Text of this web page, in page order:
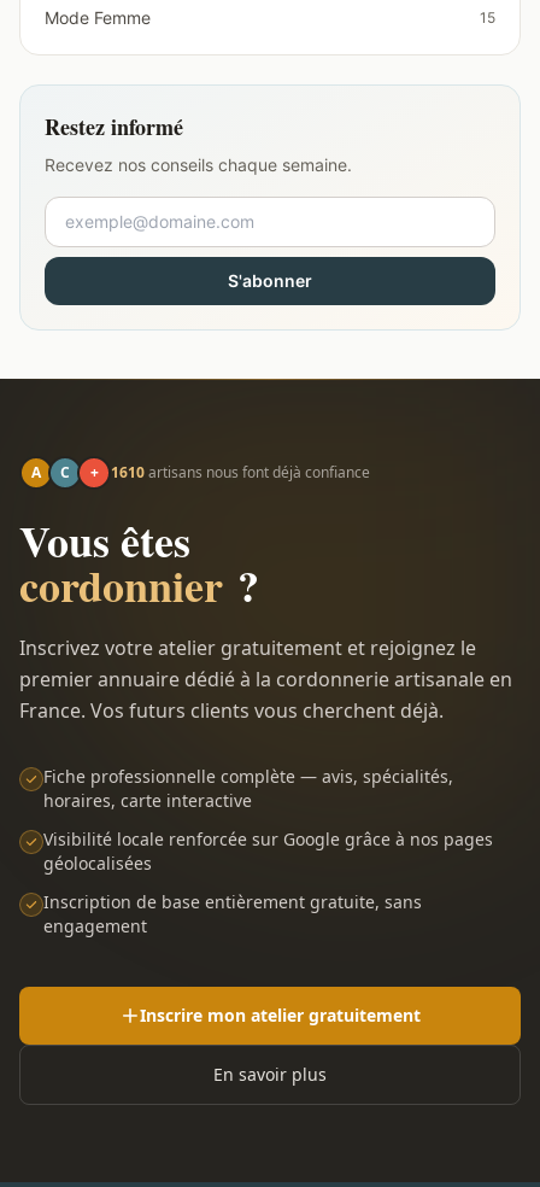
Mode Femme 15
Restez informé
Recevez nos conseils chaque semaine.
S'abonner
A C + 1610artisans nous font déjà confiance
Vous êtes
cordonnier ?
Inscrivez votre atelier gratuitement et rejoignez le
premier annuaire dédié à la cordonnerie artisanale en
France. Vos futurs clients vous cherchent déjà.
Fiche professionnelle complète — avis, spécialités,
horaires, carte interactive
Visibilité locale renforcée sur Google grâce à nos pages
géolocalisées
Inscription de base entièrement gratuite, sans
engagement
Inscrire mon atelier gratuitement
En savoir plus